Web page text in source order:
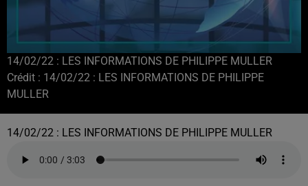
14/02/22 : LES INFORMATIONS DE PHILIPPE MULLER
Crédit : 14/02/22 : LES INFORMATIONS DE PHILIPPE
MULLER
14/02/22 : LES INFORMATIONS DE PHILIPPE MULLER